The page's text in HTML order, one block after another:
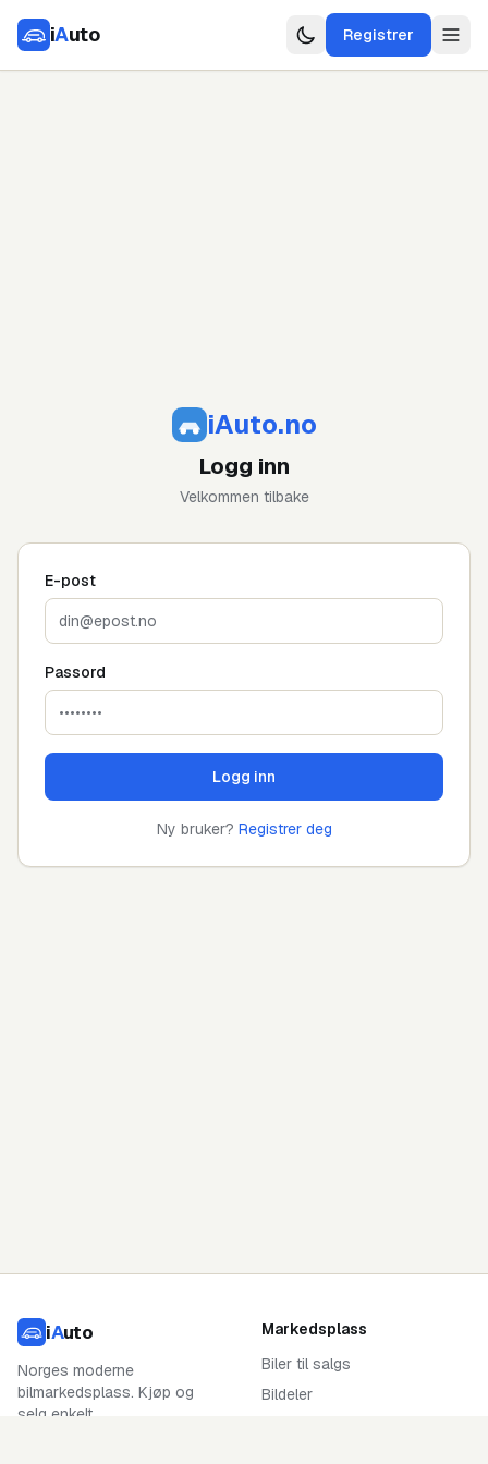
iAuto Registrer
iAuto.no
Logg inn
Velkommen tilbake
E-post
Passord
Logg inn
Ny bruker? Registrer deg
iAuto
Norges moderne
bilmarkedsplass. Kjøp og
selg enkelt.
Markedsplass
Biler til salgs
Bildeler